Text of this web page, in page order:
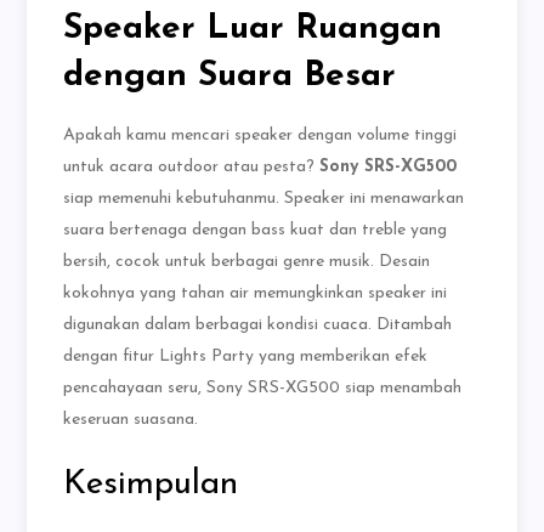
Speaker Luar Ruangan
dengan Suara Besar
Apakah kamu mencari speaker dengan volume tinggi
untuk acara outdoor atau pesta?Sony SRS-XG500
siap memenuhi kebutuhanmu. Speaker ini menawarkan
suara bertenaga dengan bass kuat dan treble yang
bersih, cocok untuk berbagai genre musik. Desain
kokohnya yang tahan air memungkinkan speaker ini
digunakan dalam berbagai kondisi cuaca. Ditambah
dengan fitur Lights Party yang memberikan efek
pencahayaan seru, Sony SRS-XG500 siap menambah
keseruan suasana.
Kesimpulan